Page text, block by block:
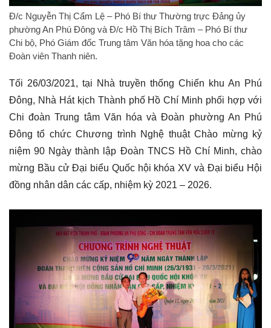
Đ/c Nguyễn Thị Cẩm Lệ – Phó Bí thư Thường trực Đảng ủy
phường An Phú Đông và Đ/c Hồ Thị Bích Trâm – Phó Bí thư
Chi bộ, Phó Giám đốc Trung tâm Văn hóa tặng hoa cho các
Đoàn viên Thanh niên.
Tối 26/03/2021, tại Nhà truyền thống Chiến khu An Phú
Đông, Nhà Hát kịch Thành phố Hồ Chí Minh phối hợp với
Chi đoàn Trung tâm Văn hóa và Đoàn phường An Phú
Đông tổ chức Chương trình Nghệ thuật Chào mừng kỷ
niệm 90 Ngày thành lập Đoàn TNCS Hồ Chí Minh, chào
mừng Bầu cử Đại biểu Quốc hội khóa XV và Đại biểu Hội
đồng nhân dân các cấp, nhiệm kỳ 2021 – 2026.